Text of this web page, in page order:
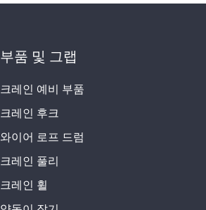
부품 및 그랩
크레인 예비 부품
크레인 후크
와이어 로프 드럼
크레인 풀리
크레인 휠